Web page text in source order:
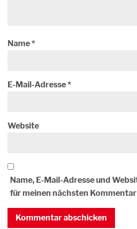
Name*
E-Mail-Adresse*
Website
Name, E-Mail-Adresse und
für meinen nächsten